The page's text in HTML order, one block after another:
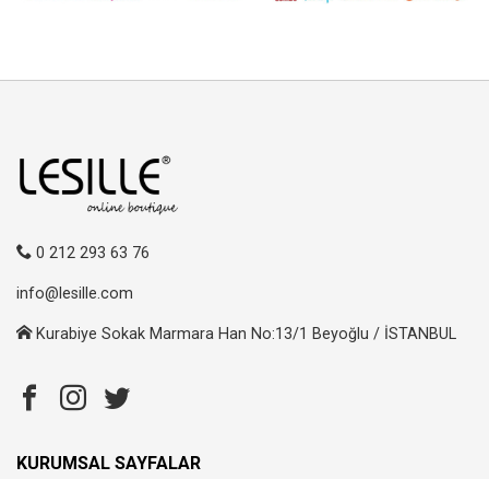
0 212 293 63 76
info@lesille.com
Kurabiye Sokak Marmara Han No:13/1 Beyoğlu / İSTANBUL
KURUMSAL SAYFALAR